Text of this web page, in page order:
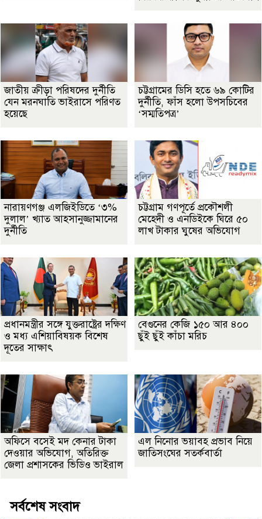
জাতীয় ক্রীড়া পরিষদের দুর্নীতি
যেন মরনঘাতি ভাইরাসে পরিণত
হয়েছে
চট্টগ্রামের ডিসি হতে ৬৯ কোটির
দুর্নীতি, ফাঁস হলো উপসচিবের
‘সম্মতিপত্র’
নারায়ণগঞ্জ এলজিইডিতে ‘৩%
দুলাল’ খ্যাত আহসানুজ্জামানের
দুর্নীতি
চট্টগ্রাম গণপূর্তে প্রকৌশলী
মেহেদী ও এনডিইকে ঘিরে ৫০
লাখ টাকার ঘুষের অভিযোগ
প্রধানমন্ত্রীর সঙ্গে যুক্তরাষ্ট্রের দক্ষিণ
ও মধ্য এশিয়াবিষয়ক বিশেষ
দূতের সাক্ষাৎ
বেগুনের কেজি ১৫০ আর ৪০০
ছুঁই ছুঁই কাঁচা মরিচ
অফিসে বসেই মদ কেনার টাকা
দেওয়ার অভিযোগ, অতিরিক্ত
জেলা প্রশাসকের ভিডিও ভাইরাল
এল নিনোর ভয়াবহ প্রভাব নিয়ে
জাতিসংঘের সতর্কবার্তা
সর্বশেষ সংবাদ